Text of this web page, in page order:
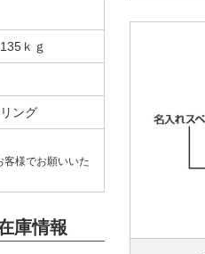
ｋｇ
ング
客様でお願いいた
庫情報